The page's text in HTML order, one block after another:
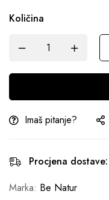
Količina
Imaš pitanje?
Procjena dostave:
Marka: Be Natur